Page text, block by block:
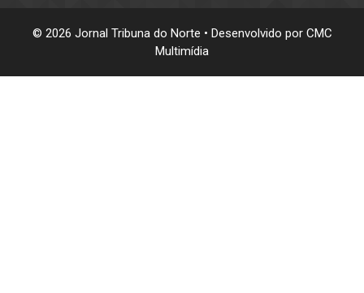
© 2026 Jornal Tribuna do Norte • Desenvolvido por CMC
Multimídia